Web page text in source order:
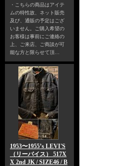
・こちらの商品はアイテ
ムの特性故、ネット販売
及び、通販の予定はござ
いません。ご購入希望の
お客様は事前にご連絡の
上、ご来店、ご商談が可
能な方と限らせて頂…
1953〜1955’s LEVI'S
（リーバイス） 517X
X 2nd JK / SIZE46 / B